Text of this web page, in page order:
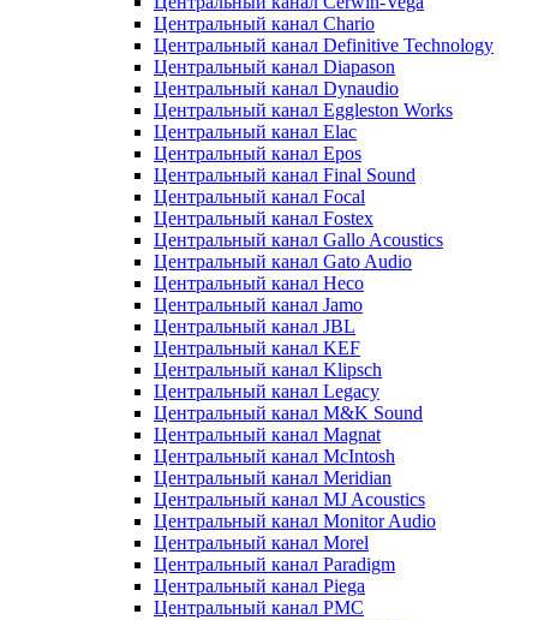
Центральный канал Chario
Центральный канал Definitive Technology
Центральный канал Diapason
Центральный канал Dynaudio
Центральный канал Eggleston Works
Центральный канал Elac
Центральный канал Epos
Центральный канал Final Sound
Центральный канал Focal
Центральный канал Fostex
Центральный канал Gallo Acoustics
Центральный канал Gato Audio
Центральный канал Heco
Центральный канал Jamo
Центральный канал JBL
Центральный канал KEF
Центральный канал Klipsch
Центральный канал Legacy
Центральный канал M&K Sound
Центральный канал Magnat
Центральный канал McIntosh
Центральный канал Meridian
Центральный канал MJ Acoustics
Центральный канал Monitor Audio
Центральный канал Morel
Центральный канал Paradigm
Центральный канал Piega
Центральный канал PMC